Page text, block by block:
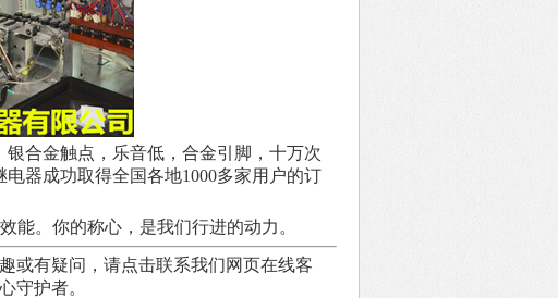
合金触点，乐音低，合金引脚，十万次
器成功取得全国各地1000多家用户的订
能。你的称心，是我们行进的动力。
或有疑问，请点击联系我们网页在线客
守护者。